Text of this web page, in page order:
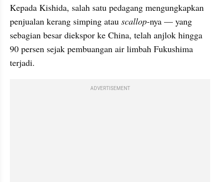
Kepada Kishida, salah satu pedagang mengungkapkan
penjualan kerang simping atau scallop-nya — yang
sebagian besar diekspor ke China, telah anjlok hingga
90 persen sejak pembuangan air limbah Fukushima
terjadi.
ADVERTISEMENT